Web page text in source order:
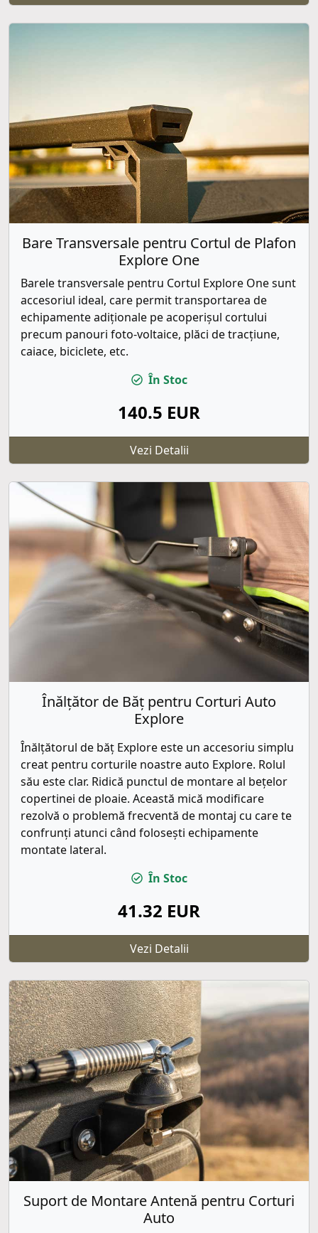
Bare Transversale pentru Cortul de Plafon
Explore One
Barele transversale pentru Cortul Explore One sunt
accesoriul ideal, care permit transportarea de
echipamente adiționale pe acoperișul cortului
precum panouri foto-voltaice, plăci de tracțiune,
caiace, biciclete, etc.
În Stoc
140.5 EUR
Vezi Detalii
Înălțător de Băț pentru Corturi Auto
Explore
Înălțătorul de băț Explore este un accesoriu simplu
creat pentru corturile noastre auto Explore. Rolul
său este clar. Ridică punctul de montare al bețelor
copertinei de ploaie. Această mică modificare
rezolvă o problemă frecventă de montaj cu care te
confrunți atunci când folosești echipamente
montate lateral.
În Stoc
41.32 EUR
Vezi Detalii
Suport de Montare Antenă pentru Corturi
Auto